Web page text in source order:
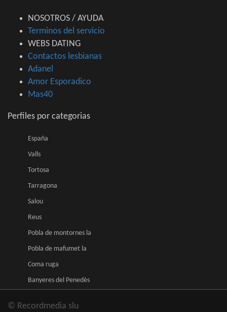
NOSOTROS / AYUDA
Terminos del servicio
WEBS DATING
Contactos lesbianas
Adanel
Amor Esporadico
Mas40
Perfiles por categorias
España
Valls
Tortosa
Tarragona
Salou
Reus
Pobla de montornes la
Pobla de mafumet la
Coma ruga
Banyeres del Penedès
© Recordmedia slu